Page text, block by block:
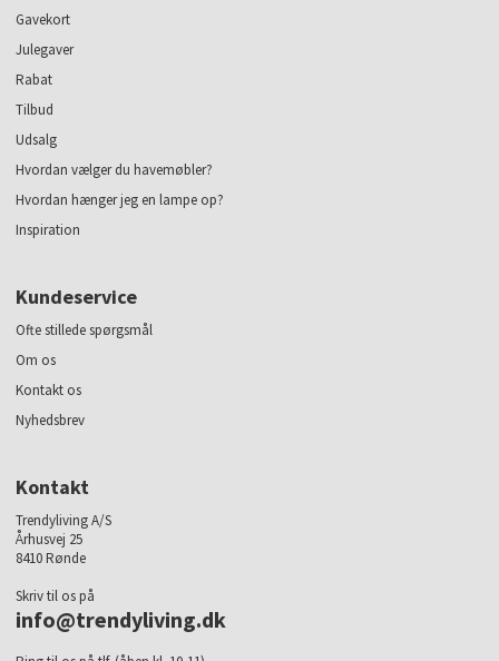
Gavekort
Julegaver
Rabat
Tilbud
Udsalg
Hvordan vælger du havemøbler?
Hvordan hænger jeg en lampe op?
Inspiration
Kundeservice
Ofte stillede spørgsmål
Om os
Kontakt os
Nyhedsbrev
Kontakt
Trendyliving A/S
Århusvej 25
8410 Rønde
Skriv til os på
info@trendyliving.dk